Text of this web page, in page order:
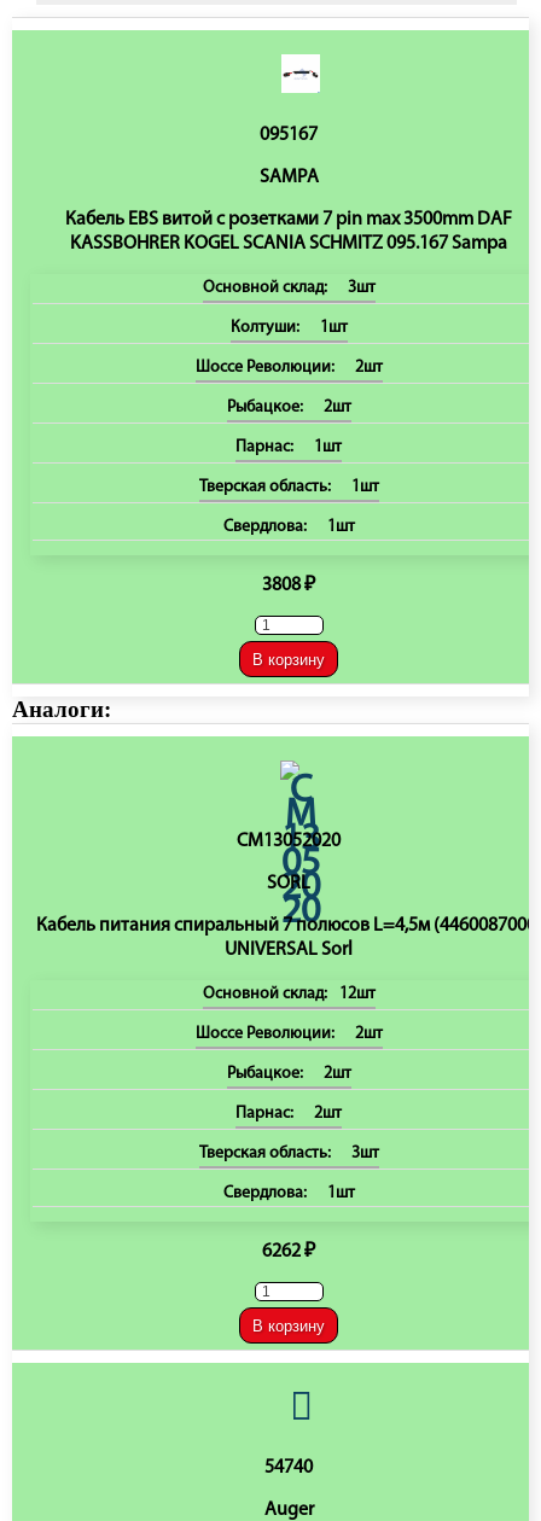
095167
SAMPA
Кабель EBS витой c розетками 7 pin max 3500mm DAF
KASSBOHRER KOGEL SCANIA SCHMITZ 095.167 Sampa
Основной склад: 3шт
Колтуши: 1шт
Шоссе Революции: 2шт
Рыбацкое: 2шт
Парнас: 1шт
Тверская область: 1шт
Свердлова: 1шт
3808 ₽
В корзину
Аналоги:
CM13052020
SORL
Кабель питания спиральный 7 полюсов L=4,5м (4460087000)
UNIVERSAL Sorl
Основной склад: 12шт
Шоссе Революции: 2шт
Рыбацкое: 2шт
Парнас: 2шт
Тверская область: 3шт
Свердлова: 1шт
6262 ₽
В корзину
54740
Auger